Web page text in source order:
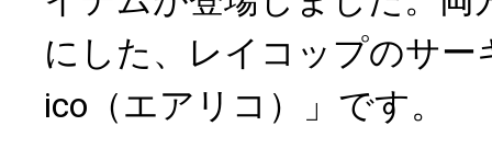
にした、レイコップのサー
ico（エアリコ）」です。